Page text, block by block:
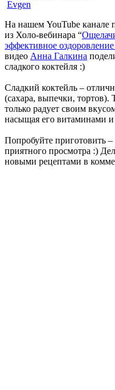
Evgen
На нашем YouTube канале
из Холо-вебинара “
эффективное
видео Анна Галкина
сладкого коктейля :)
Сладкий коктейль –
(сахара, выпечки, тортов).
только радует своим
насыщая его витаминами
Попробуйте приготовить
приятного просмотра :)
новыми рецептами в